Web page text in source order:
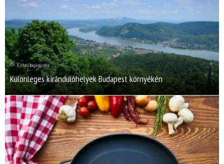
Előző bejegyzés
Különleges kirándulóhelyek Budapest környékén